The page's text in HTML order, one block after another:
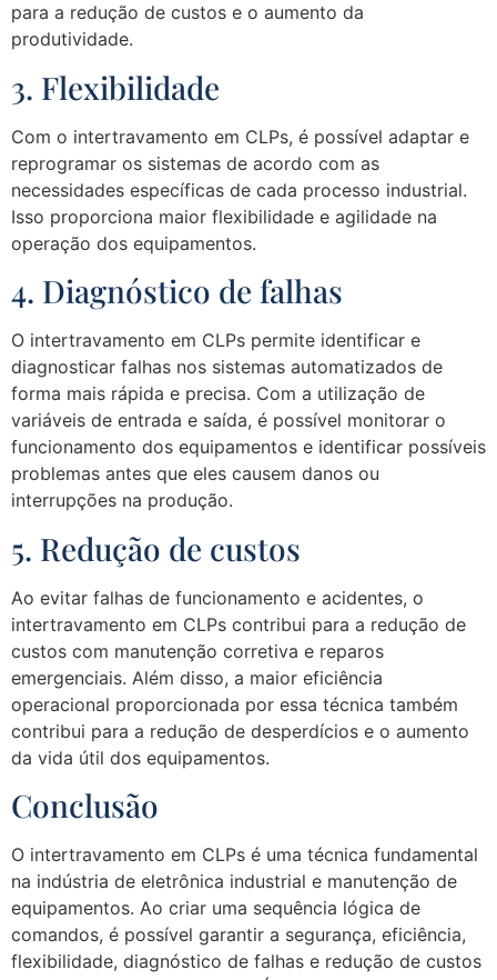
para a redução de custos e o aumento da
produtividade.
3. Flexibilidade
Com o intertravamento em CLPs, é possível adaptar e
reprogramar os sistemas de acordo com as
necessidades específicas de cada processo industrial.
Isso proporciona maior flexibilidade e agilidade na
operação dos equipamentos.
4. Diagnóstico de falhas
O intertravamento em CLPs permite identificar e
diagnosticar falhas nos sistemas automatizados de
forma mais rápida e precisa. Com a utilização de
variáveis de entrada e saída, é possível monitorar o
funcionamento dos equipamentos e identificar possíveis
problemas antes que eles causem danos ou
interrupções na produção.
5. Redução de custos
Ao evitar falhas de funcionamento e acidentes, o
intertravamento em CLPs contribui para a redução de
custos com manutenção corretiva e reparos
emergenciais. Além disso, a maior eficiência
operacional proporcionada por essa técnica também
contribui para a redução de desperdícios e o aumento
da vida útil dos equipamentos.
Conclusão
O intertravamento em CLPs é uma técnica fundamental
na indústria de eletrônica industrial e manutenção de
equipamentos. Ao criar uma sequência lógica de
comandos, é possível garantir a segurança, eficiência,
flexibilidade, diagnóstico de falhas e redução de custos